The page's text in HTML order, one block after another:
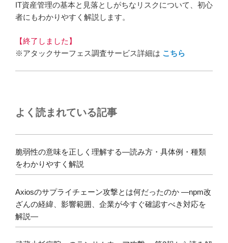
IT資産管理の基本と見落としがちなリスクについて、初心
者にもわかりやすく解説します。
【終了しました】
※アタックサーフェス調査サービス詳細は こちら
よく読まれている記事
脆弱性の意味を正しく理解する―読み方・具体例・種類
をわかりやすく解説
Axiosのサプライチェーン攻撃とは何だったのか ―npm改
ざんの経緯、影響範囲、企業が今すぐ確認すべき対応を
解説―